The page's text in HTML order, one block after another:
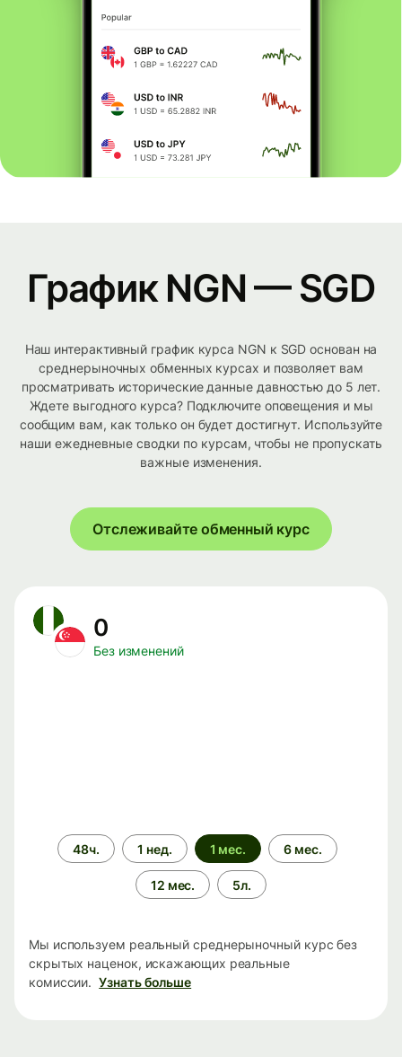
График NGN — SGD
Наш интерактивный график курса NGN к SGD основан на
среднерыночных обменных курсах и позволяет вам
просматривать исторические данные давностью до 5 лет.
Ждете выгодного курса? Подключите оповещения и мы
сообщим вам, как только он будет достигнут. Используйте
наши ежедневные сводки по курсам, чтобы не пропускать
важные изменения.
Отслеживайте обменный курс
0
Без изменений
Период
времени
48ч. 1 нед. 1 мес. 6 мес.
12 мес. 5л.
Мы используем реальный среднерыночный курс без
скрытых наценок, искажающих реальные
комиссии. Узнать больше